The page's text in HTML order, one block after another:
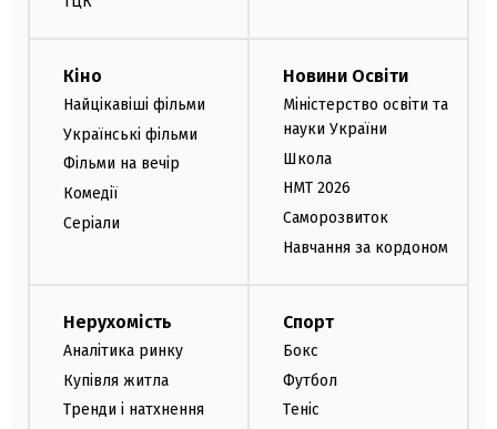
Кіно
Найцікавіші фільми
Українські фільми
Фільми на вечір
Комедії
Серіали
Новини Освіти
Міністерство освіти та
науки України
Школа
НМТ 2026
Саморозвиток
Навчання за кордоном
Нерухомість
Аналітика ринку
Купівля житла
Тренди і натхнення
Спорт
Бокс
Футбол
Теніс